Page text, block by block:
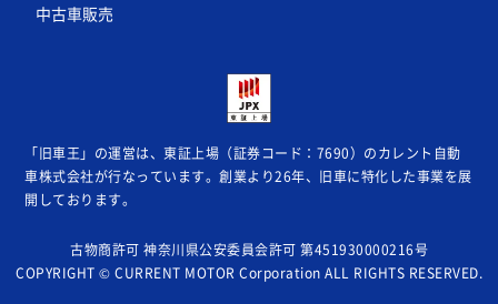
中古車販売
「旧車王」の運営は、東証上場（証券コード：7690）のカレント自動
車株式会社が行なっています。創業より26年、旧車に特化した事業を展
開しております。
古物商許可 神奈川県公安委員会許可 第451930000216号
COPYRIGHT © CURRENT MOTOR Corporation ALL RIGHTS RESERVED.